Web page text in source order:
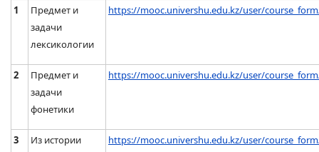
1
Предмет и
задачи
лексикологии
https://mooc.univershu.edu.kz/user/
2
Предмет и
задачи
фонетики
https://mooc.univershu.edu.kz/user/
3
Из истории
https://mooc.univershu.edu.kz/user/